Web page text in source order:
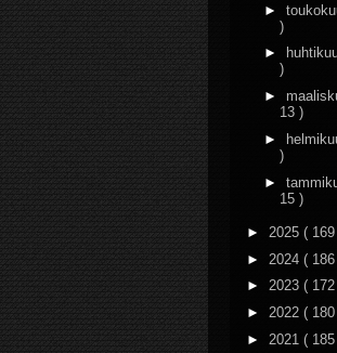
►
)
►
)
►
13 )
►
)
►
15 )
► 2025 (
► 2024 (
► 2023 (
► 2022 (
► 2021 (